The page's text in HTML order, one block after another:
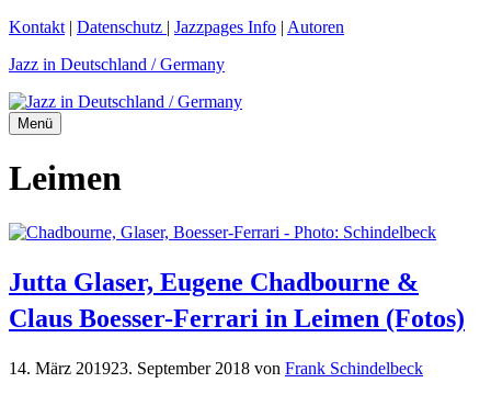
Zum
springen
Kontakt | Datenschutz | Jazzpages Info | Autoren
Jazz in Deutschland / Germany
Menü
Leimen
Jutta Glaser, Eugene Chadbourne &
Claus Boesser-Ferrari in Leimen (Fotos)
14. März 201923. September 2018 von Frank Schindelbeck